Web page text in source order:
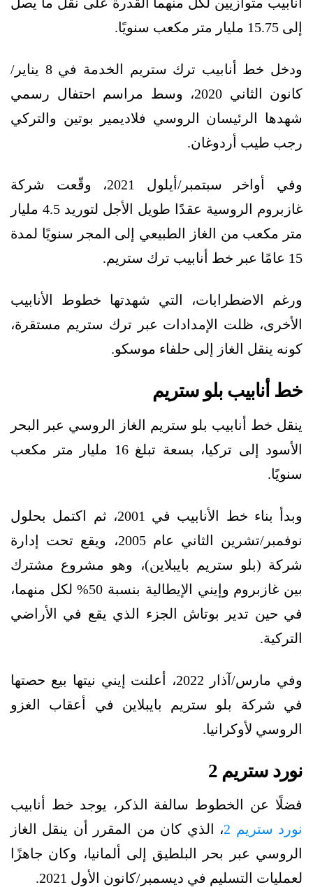
إلى 15.75 مليار متر مكعب سنويًا.
ودخل خط أنابيب ترك ستريم الخدمة في 8 يناير/
كانون الثاني 2020، وسط مراسم احتفال رسمي
شهدها الرئيسان الروسي فلاديمير بوتين والتركي
رجب طيب أردوغان.
وفي أواخر سبتمبر/أيلول 2021، وقّعت شركة
غازبروم الروسية عقدًا طويل الأجل لتوريد 4.5 مليار
متر مكعب من الغاز الطبيعي إلى المجر سنويًا لمدة
15 عامًا عبر خط أنابيب ترك ستريم.
ورغم الاضطرابات، التي شهدتها خطوط الأنابيب
الأخرى، ظلت الإمدادات عبر ترك ستريم مستقرة،
كونه ينقل الغاز إلى حلفاء موسكو.
خط أنابيب بلو ستريم
ينقل خط أنابيب بلو ستريم الغاز الروسي عبر البحر
الأسود إلى تركيا، بسعة تبلغ 16 مليار متر مكعب
سنويًا.
وبدأ بناء خط الأنابيب في 2001، ثم اكتمل بحلول
نوفمبر/تشرين الثاني عام 2005، ويقع تحت إدارة
شركة (بلو ستريم بايبلاين)، وهو مشروع مشترك
بين غازبروم وإيني الإيطالية بنسبة 50% لكل منهما،
في حين تدير بوتاش الجزء الذي يقع في الأراضي
التركية.
وفي مارس/آذار 2022، أعلنت إيني نيتها بيع حصتها
في شركة بلو ستريم بايبلاين في أعقاب الغزو
الروسي لأوكرانيا.
نورد ستريم 2
فضلًا عن الخطوط سالفة الذكر، يوجد خط أنابيب
نورد ستريم 2
، الذي كان من المقرر أن ينقل الغاز
الروسي عبر بحر البلطيق إلى ألمانيا، وكان جاهزًا
لعمليات التسليم في ديسمبر/كانون الأول 2021.